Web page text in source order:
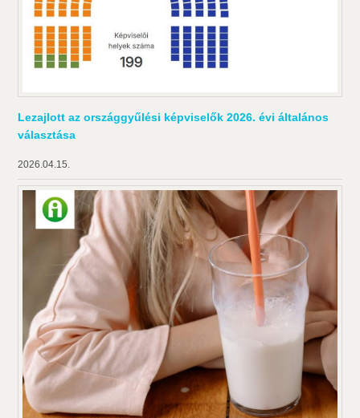
Lezajlott az országgyűlési képviselők 2026. évi általános
választása
2026.04.15.